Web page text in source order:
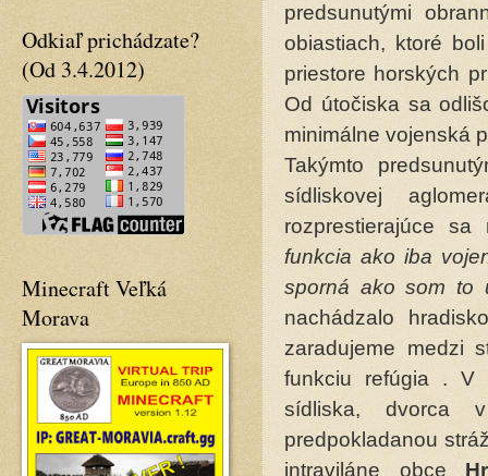
predsunutými
obiastiach, ktoré
priestore horských
Od útočiska sa
minimálne vojenská
Takýmto
sídliskovej
rozprestierajúce
funkcia ako iba
sporná ako som to
nachádzalo
zaradujeme medzi
funkciu refúgia . V
sídliska, dvorca
predpokladanou
intraviláne obce
Odkiaľ prichádzate?
(Od 3.4.2012)
Minecraft Veľká
Morava